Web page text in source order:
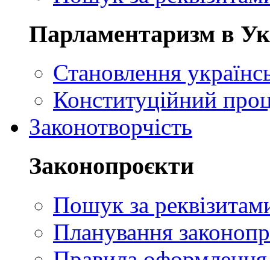
Парламентаризм в
Становлення
Конституційний
Законотворчість
Законопроєкти
Пошук за
Планування